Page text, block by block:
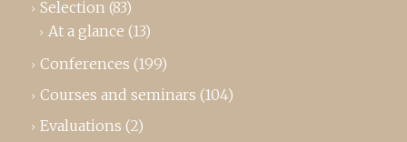
Selection (83)
At a glance (13)
Conferences (199)
Courses and seminars (104)
Evaluations (2)